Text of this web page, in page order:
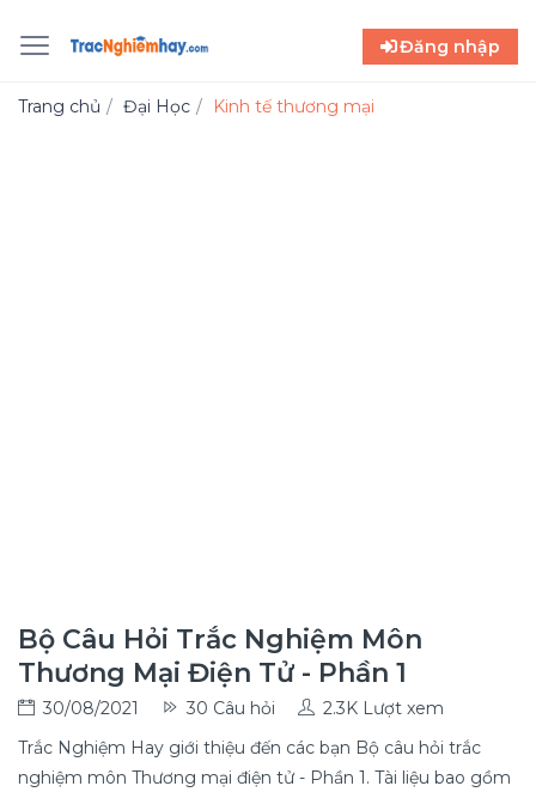
Đăng nhập
Trang chủ Đại Học Kinh tế thương mại
Bộ Câu Hỏi Trắc Nghiệm Môn
Thương Mại Điện Tử - Phần 1
30/08/2021 30 Câu hỏi
2.3K Lượt xem
Trắc Nghiệm Hay giới thiệu đến các bạn Bộ câu hỏi trắc
nghiệm môn Thương mại điện tử - Phần 1. Tài liệu bao gồm